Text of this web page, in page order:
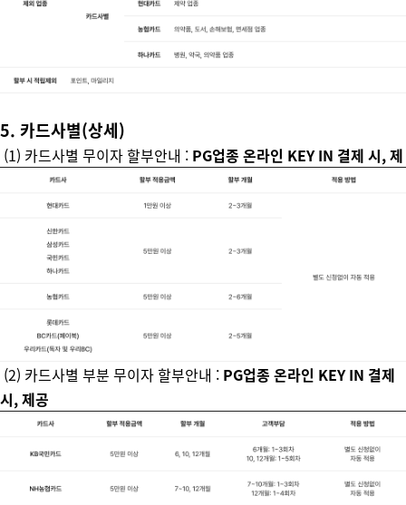
5. 카드사별(상세)
(1) 카드사별 무이자 할부안내 : PG업종 온라인 KEY IN 결제 시, 제
(2) 카드사별 부분 무이자 할부안내 : PG업종 온라인 KEY IN 결제
시, 제공